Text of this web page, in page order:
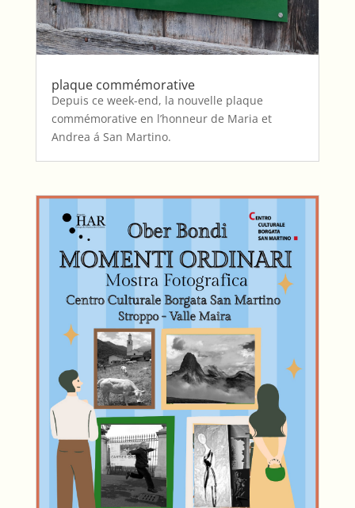
plaque commémorative
Depuis ce week-end, la nouvelle plaque
commémorative en l’honneur de Maria et
Andrea á San Martino.